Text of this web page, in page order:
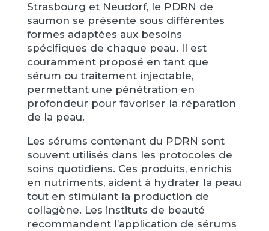
Strasbourg et Neudorf, le PDRN de
saumon se présente sous différentes
formes adaptées aux besoins
spécifiques de chaque peau. Il est
couramment proposé en tant que
sérum ou traitement injectable,
permettant une pénétration en
profondeur pour favoriser la réparation
de la peau.
Les sérums contenant du PDRN sont
souvent utilisés dans les protocoles de
soins quotidiens. Ces produits, enrichis
en nutriments, aident à hydrater la peau
tout en stimulant la production de
collagène. Les instituts de beauté
recommandent l’application de sérums